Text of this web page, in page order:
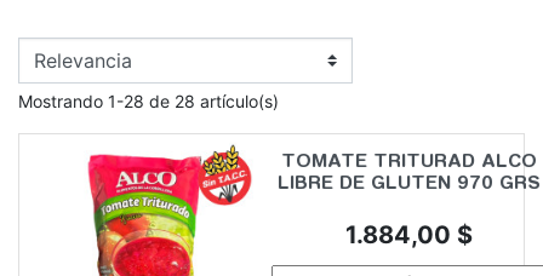
Mostrando 1-28 de 28 artículo(s)
TOMATE TRITURAD ALCO
LIBRE DE GLUTEN 970 GRS
Precio
1.884,00 $